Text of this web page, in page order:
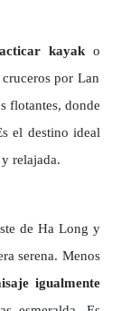
kayak o
por Lan
flotantes, donde
el destino ideal
relajada.
de Ha Long y
serena. Menos
igualmente